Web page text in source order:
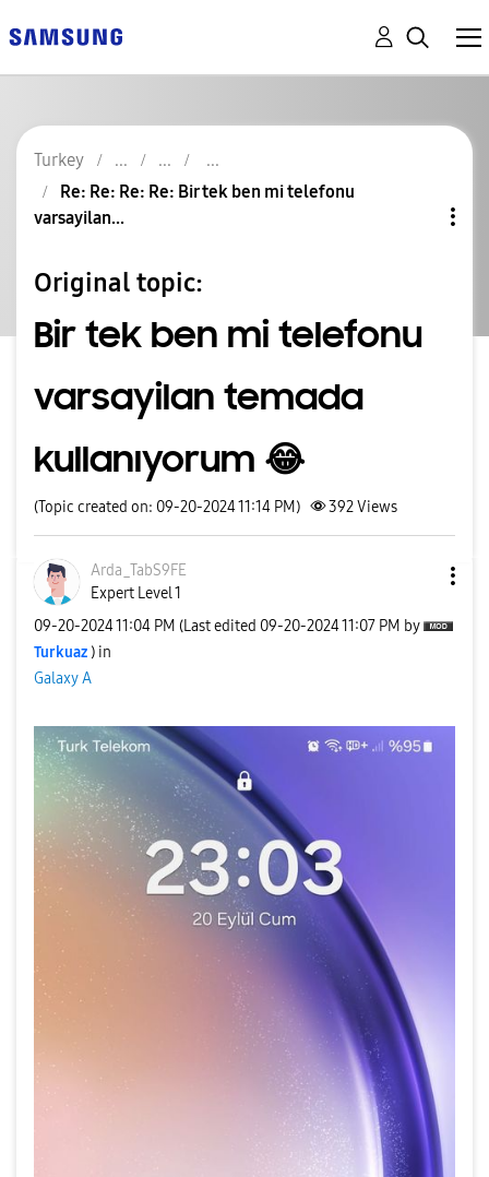
Turkey
Re: Re: Re: Re: Bir tek ben mi telefonu
varsayilan...
Original topic:
Bir tek ben mi telefonu
varsayilan temada
kullanıyorum 😂
(Topic created on: 09-20-2024 11:14 PM) 392Views
Arda_TabS9FE
Expert Level 1
‎09-20-202411:04 PM (Last edited ‎09-20-202411:07 PM by
Turkuaz ) in
Galaxy A